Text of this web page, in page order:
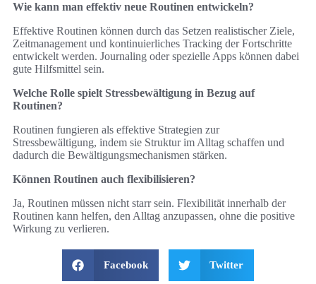
Wie kann man effektiv neue Routinen entwickeln?
Effektive Routinen können durch das Setzen realistischer Ziele,
Zeitmanagement und kontinuierliches Tracking der Fortschritte
entwickelt werden. Journaling oder spezielle Apps können dabei
gute Hilfsmittel sein.
Welche Rolle spielt Stressbewältigung in Bezug auf
Routinen?
Routinen fungieren als effektive Strategien zur
Stressbewältigung, indem sie Struktur im Alltag schaffen und
dadurch die Bewältigungsmechanismen stärken.
Können Routinen auch flexibilisieren?
Ja, Routinen müssen nicht starr sein. Flexibilität innerhalb der
Routinen kann helfen, den Alltag anzupassen, ohne die positive
Wirkung zu verlieren.
Facebook Twitter